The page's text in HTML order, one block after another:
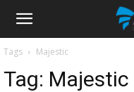
Appota
News
Tags Majestic
Tag: Majestic